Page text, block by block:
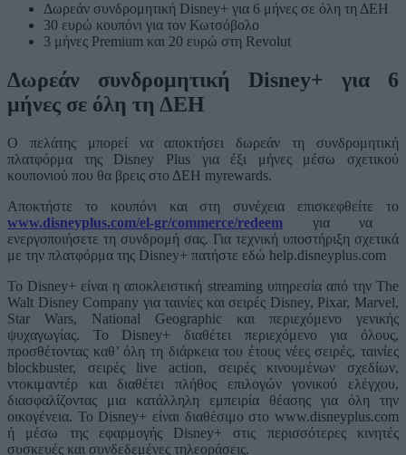
Δωρεάν συνδρομητική Disney+ για 6 μήνες σε όλη τη ΔΕΗ
30 ευρώ κουπόνι για τον Κωτσόβολο
3 μήνες Premium και 20 ευρώ στη Revolut
Δωρεάν συνδρομητική Disney+ για 6
μήνες σε όλη τη ΔΕΗ
Ο πελάτης μπορεί να αποκτήσει δωρεάν τη συνδρομητική
πλατφόρμα της Disney Plus για έξι μήνες μέσω σχετικού
κουπονιού που θα βρεις στο ΔΕΗ myrewards.
Αποκτήστε το κουπόνι και στη συνέχεια επισκεφθείτε το
www.disneyplus.com/el-gr/commerce/redeem για να
ενεργοποιήσετε τη συνδρομή σας. Για τεχνική υποστήριξη σχετικά
με την πλατφόρμα της Disney+ πατήστε εδώ help.disneyplus.com
Το Disney+ είναι η αποκλειστική streaming υπηρεσία από την The
Walt Disney Company για ταινίες και σειρές Disney, Pixar, Marvel,
Star Wars, National Geographic και περιεχόμενο γενικής
ψυχαγωγίας. Το Disney+ διαθέτει περιεχόμενο για όλους,
προσθέτοντας καθ’ όλη τη διάρκεια του έτους νέες σειρές, ταινίες
blockbuster, σειρές live action, σειρές κινουμένων σχεδίων,
ντοκιμαντέρ και διαθέτει πλήθος επιλογών γονικού ελέγχου,
διασφαλίζοντας μια κατάλληλη εμπειρία θέασης για όλη την
οικογένεια. Το Disney+ είναι διαθέσιμο στο www.disneyplus.com
ή μέσω της εφαρμογής Disney+ στις περισσότερες κινητές
συσκευές και συνδεδεμένες τηλεοράσεις.